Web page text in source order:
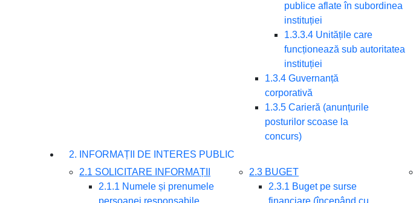
publice aflate în subordinea
instituției
1.3.3.4 Unitățile care
funcționează sub autoritatea
instituției
1.3.4 Guvernanță
corporativă
1.3.5 Carieră (anunțurile
posturilor scoase la
concurs)
2. INFORMAȚII DE INTERES PUBLIC
2.1 SOLICITARE INFORMAȚII
2.1.1 Numele și prenumele
persoanei responsabile
2.3 BUGET
2.3.1 Buget pe surse
financiare (începând cu